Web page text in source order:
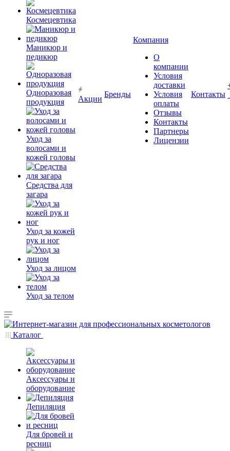
Космецевтика
Маникюр и
педикюр
Одноразовая
продукция
Уход за
волосами и
кожей головы
Средства для
загара
Уход за кожей
рук и ног
Уход за лицом
Уход за телом
Акции
Бренды
Компания
О
компании
Условия
доставки
Условия
оплаты
Отзывы
Контакты
Партнеры
Лицензии
Контакты
Каталог
Аксессуары и
оборудование
Депиляция
Для бровей и
ресниц